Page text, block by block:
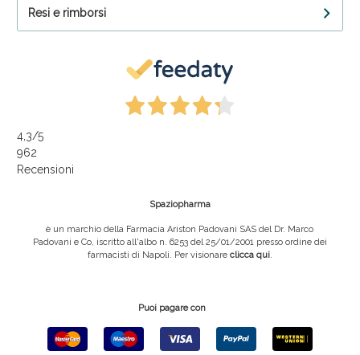
Resi e rimborsi
4,3/5
962
Recensioni
Spaziopharma
è un marchio della Farmacia Ariston Padovani SAS del Dr. Marco
Padovani e Co, iscritto all'albo n. 6253 del 25/01/2001 presso ordine dei
farmacisti di Napoli. Per visionare clicca qui.
Puoi pagare con